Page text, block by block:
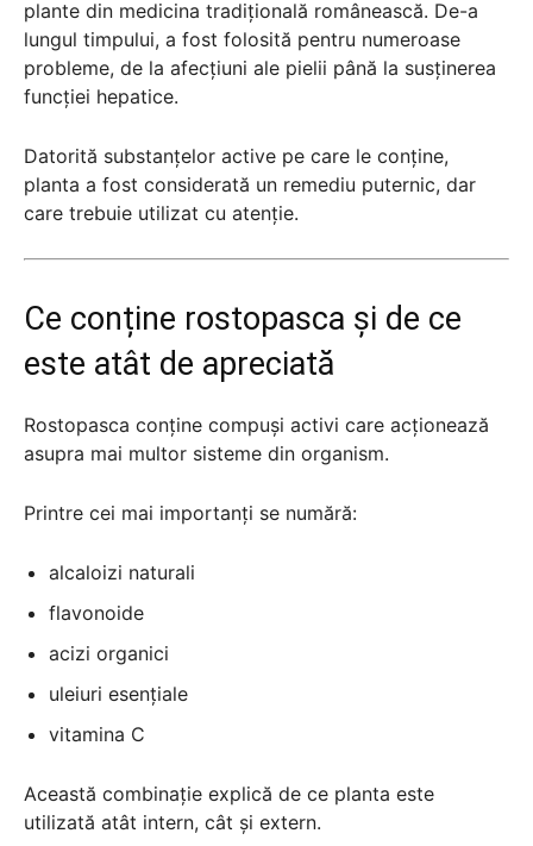
plante din medicina tradițională românească. De-a
lungul timpului, a fost folosită pentru numeroase
probleme, de la afecțiuni ale pielii până la susținerea
funcției hepatice.
Datorită substanțelor active pe care le conține,
planta a fost considerată un remediu puternic, dar
care trebuie utilizat cu atenție.
Ce conține rostopasca și de ce
este atât de apreciată
Rostopasca conține compuși activi care acționează
asupra mai multor sisteme din organism.
Printre cei mai importanți se numără:
alcaloizi naturali
flavonoide
acizi organici
uleiuri esențiale
vitamina C
Această combinație explică de ce planta este
utilizată atât intern, cât și extern.